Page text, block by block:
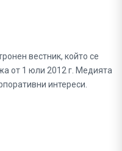
вестник, който се
от 1 юли 2012 г. Медията
интереси.